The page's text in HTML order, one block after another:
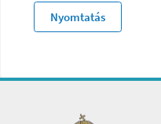
Nyomtatás